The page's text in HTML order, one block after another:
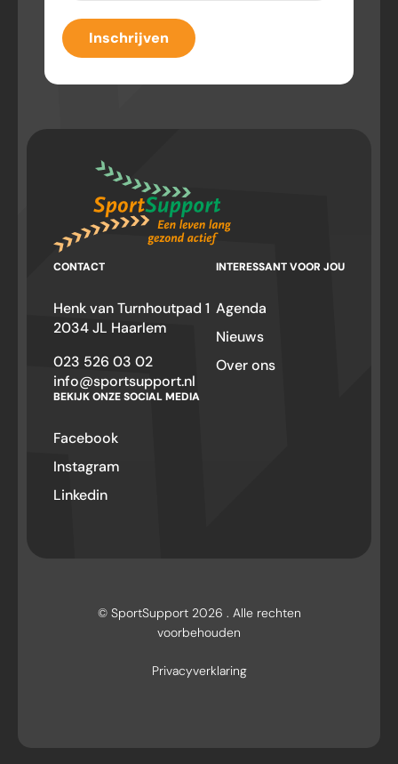
Inschrijven
CONTACT
Henk van Turnhoutpad 1
2034 JL Haarlem
023 526 03 02
info@sportsupport.nl
INTERESSANT VOOR JOU
Agenda
Nieuws
Over ons
BEKIJK ONZE SOCIAL MEDIA
Facebook
Instagram
Linkedin
© SportSupport 2026 . Alle rechten
voorbehouden
Privacyverklaring